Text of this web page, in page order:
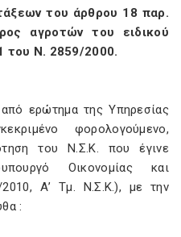
του άρθρου 18 παρ.
αγροτών του ειδικού
του Ν. 2859/2000.
ερώτημα της Υπηρεσίας
φορολογούμενο,
του Ν.Σ.Κ. που έγινε
Οικονομίας και
2010, Α’ Τμ. Ν.Σ.Κ.), με την
: